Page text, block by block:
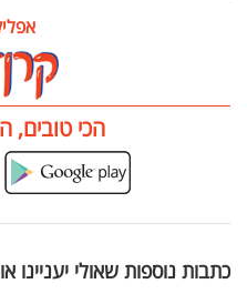
הכי טובים,
כתבות נוספות שאולי יעניינו